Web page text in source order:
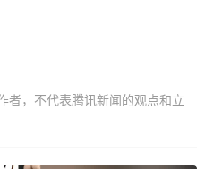
者，不代表腾讯新闻的观点和立